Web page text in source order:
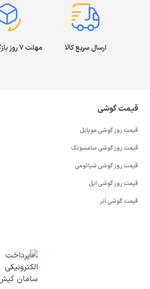
ارسال سریع کالا مهلت ۷ روز بازگشت کالا
قیمت گوشی
قیمت روز گوشی موبایل
قیمت روز گوشی سامسونگ
قیمت روز گوشی شیائومی
قیمت روز گوشی اپل
قیمت گوشی آنر